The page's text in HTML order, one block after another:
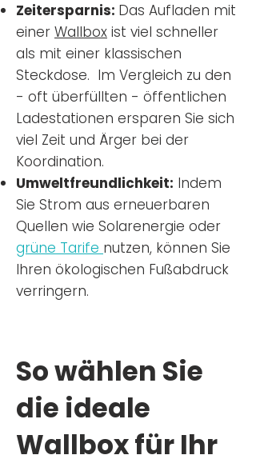
Zeitersparnis: Das Aufladen mit
einer Wallbox ist viel schneller
als mit einer klassischen
Steckdose. Im Vergleich zu den
- oft überfüllten - öffentlichen
Ladestationen ersparen Sie sich
viel Zeit und Ärger bei der
Koordination.
Umweltfreundlichkeit: Indem
Sie Strom aus erneuerbaren
Quellen wie Solarenergie oder
grüne Tarife nutzen, können Sie
Ihren ökologischen Fußabdruck
verringern.
So wählen Sie
die ideale
Wallbox für Ihr